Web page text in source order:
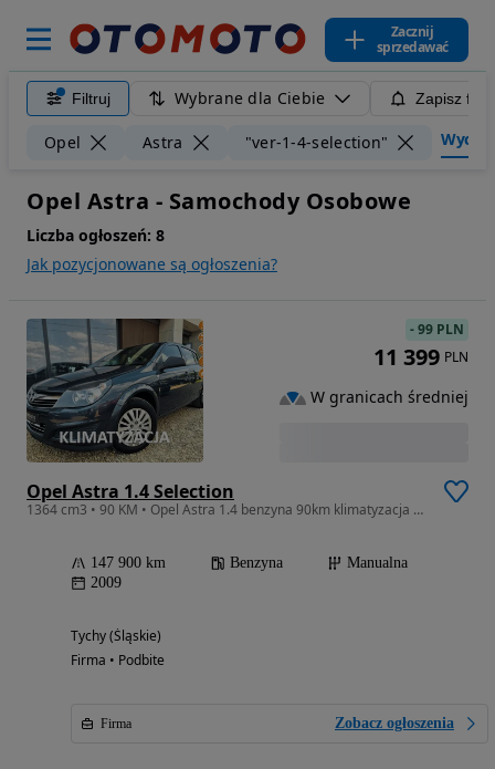
Zacznij
sprzedawać
Filtruj Wybrane dla Ciebie Zapisz
Opel Astra "ver-1-4-selection"
Opel Astra - Samochody Osobowe
Liczba ogłoszeń: 8
Jak pozycjonowane są ogłoszenia?
Opel Astra 1.4 Selection
1364 cm3 • 90 KM • Opel Astra 1.4 benzyna 90km klimatyzacja BEZWYPADEK serwis 2010
147 900 km Benzyna
Manualna
2009
Tychy (Śląskie)
Firma • Podbite
Firma Zobacz ogłoszenia
-99 PLN
11 399 PLN
W granicach średniej